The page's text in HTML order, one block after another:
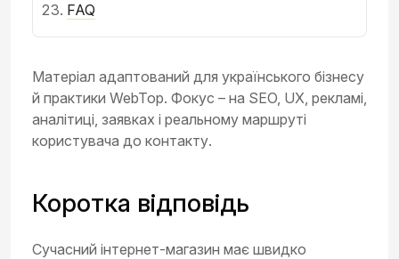
FAQ
Матеріал адаптований для українського бізнесу
й практики WebTop. Фокус – на SEO, UX, рекламі,
аналітиці, заявках і реальному маршруті
користувача до контакту.
Коротка відповідь
Сучасний інтернет-магазин має швидко